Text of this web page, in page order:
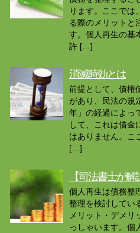
ります。ここでは
る際のメリットと
す。個人再生の基
許 […]
消滅時効とは
前提として、債権
があり、民法の規
年」の経過によっ
して、これは借金
はありません。こ
[…]
【司法書士が解
個人再生は債務整
整理を検討してい
メリット・デメリ
っしゃいます。個